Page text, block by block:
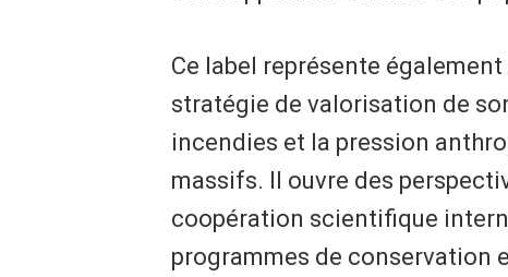
Ce label représente
stratégie de valorisation de
incendies et la pression
massifs. Il ouvre des
coopération scientifique
programmes de conservation